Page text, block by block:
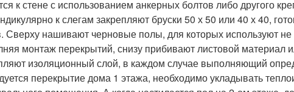
к стене с использованием анкерных болтов либо другого
к слегам закрепляют бруски 50 х 50 или 40 х 40,
Сверху нашивают черновые полы, для которых используют
монтаж перекрытий, снизу прибивают листовой материал
изоляционный слой, в каждом случае выполняющий
перекрытие дома 1 этажа, необходимо укладывать